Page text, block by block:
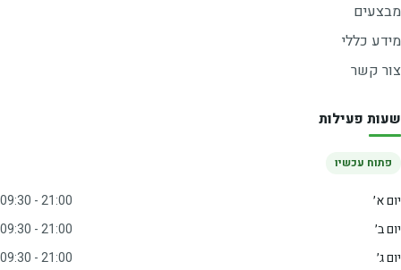
מבצעים
מידע כללי
צור קשר
שעות פעילות
פתוח עכשיו
יום א׳
09:30 - 21:00
יום ב׳
09:30 - 21:00
יום ג׳
09:30 - 21:00